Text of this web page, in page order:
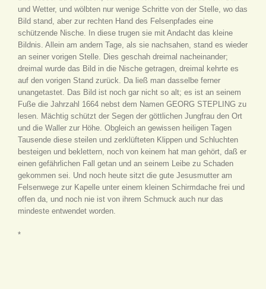
und Wetter, und wölbten nur wenige Schritte von der Stelle, wo das
Bild stand, aber zur rechten Hand des Felsenpfades eine
schützende Nische. In diese trugen sie mit Andacht das kleine
Bildnis. Allein am andern Tage, als sie nachsahen, stand es wieder
an seiner vorigen Stelle. Dies geschah dreimal nacheinander;
dreimal wurde das Bild in die Nische getragen, dreimal kehrte es
auf den vorigen Stand zurück. Da ließ man dasselbe ferner
unangetastet. Das Bild ist noch gar nicht so alt; es ist an seinem
Fuße die Jahrzahl 1664 nebst dem Namen GEORG STEPLING zu
lesen. Mächtig schützt der Segen der göttlichen Jungfrau den Ort
und die Waller zur Höhe. Obgleich an gewissen heiligen Tagen
Tausende diese steilen und zerklüfteten Klippen und Schluchten
besteigen und beklettern, noch von keinem hat man gehört, daß er
einen gefährlichen Fall getan und an seinem Leibe zu Schaden
gekommen sei. Und noch heute sitzt die gute Jesusmutter am
Felsenwege zur Kapelle unter einem kleinen Schirmdache frei und
offen da, und noch nie ist von ihrem Schmuck auch nur das
mindeste entwendet worden.
*